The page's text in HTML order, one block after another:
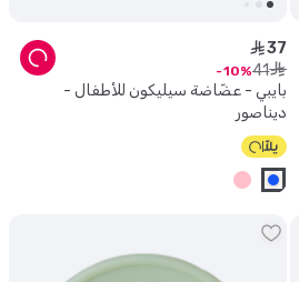
بايبي - عضّاضة سيليكون للأطفال -
ديناصور
ê37
ê
41
10